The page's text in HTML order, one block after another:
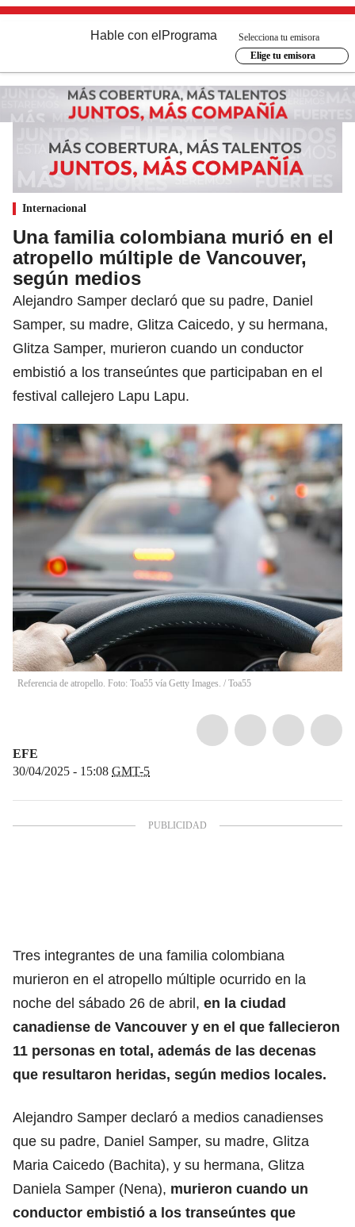
Hable con el Programa
Selecciona tu emisora
Elige tu emisora
Internacional
Una familia colombiana murió en el
atropello múltiple de Vancouver,
según medios
Alejandro Samper declaró que su padre, Daniel
Samper, su madre, Glitza Caicedo, y su hermana,
Glitza Samper, murieron cuando un conductor
embistió a los transeúntes que participaban en el
festival callejero Lapu Lapu.
Referencia de atropello. Foto: Toa55 vía Getty Images. / Toa55
EFE
30/04/2025 - 15:08 GMT-5
Tres integrantes de una familia colombiana
murieron en el atropello múltiple ocurrido en la
noche del sábado 26 de abril, en la ciudad
canadiense de Vancouver y en el que fallecieron
11 personas en total, además de las decenas
que resultaron heridas, según medios locales.
Alejandro Samper declaró a medios canadienses
que su padre, Daniel Samper, su madre, Glitza
Maria Caicedo (Bachita), y su hermana, Glitza
Daniela Samper (Nena), murieron cuando un
conductor embistió a los transeúntes que